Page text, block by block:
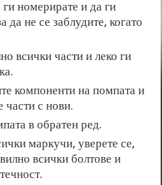
ги номерирате и да ги
да не се заблудите, когато
всички части и леко ги
компоненти на помпата и
части с нови.
в обратен ред.
маркучи, уверете се,
всички болтове и